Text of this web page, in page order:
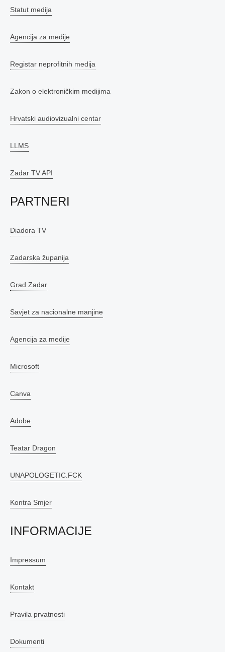
Statut medija
Agencija za medije
Registar neprofitnih medija
Zakon o elektroničkim medijima
Hrvatski audiovizualni centar
LLMS
Zadar TV API
PARTNERI
Diadora TV
Zadarska županija
Grad Zadar
Savjet za nacionalne manjine
Agencija za medije
Microsoft
Canva
Adobe
Teatar Dragon
UNAPOLOGETIC.FCK
Kontra Smjer
INFORMACIJE
Impressum
Kontakt
Pravila prvatnosti
Dokumenti